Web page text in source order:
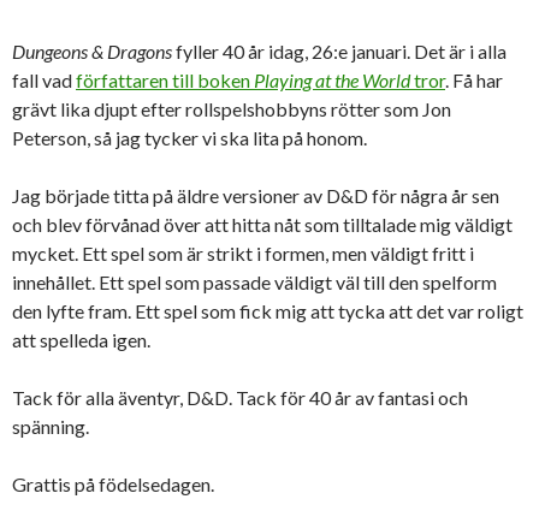
Dungeons & Dragonsfyller 40 år idag, 26:e januari. Det är i alla
fall vadförfattaren till boken Playing at the Worldtror. Få har
grävt lika djupt efter rollspelshobbyns rötter som Jon
Peterson, så jag tycker vi ska lita på honom.
Jag började titta på äldre versioner av D&D för några år sen
och blev förvånad över att hitta nåt som tilltalade mig väldigt
mycket. Ett spel som är strikt i formen, men väldigt fritt i
innehållet. Ett spel som passade väldigt väl till den spelform
den lyfte fram. Ett spel som fick mig att tycka att det var roligt
att spelleda igen.
Tack för alla äventyr, D&D. Tack för 40 år av fantasi och
spänning.
Grattis på födelsedagen.